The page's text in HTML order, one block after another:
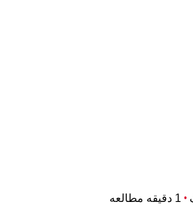
1 دقیقه مطالعه